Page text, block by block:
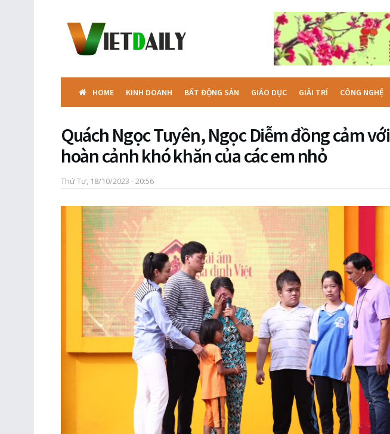
HOME KINH DOANH BẤT ĐỘNG SẢN GIÁO DỤC GIẢI TRÍ CÔNG NGHỆ
Quách Ngọc Tuyên, Ngọc Diễm đồng cảm với
hoàn cảnh khó khăn của các em nhỏ
Thứ Tư, 18/10/2023 - 20:56